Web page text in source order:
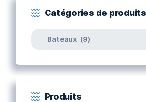
Catégories de produits
Produits